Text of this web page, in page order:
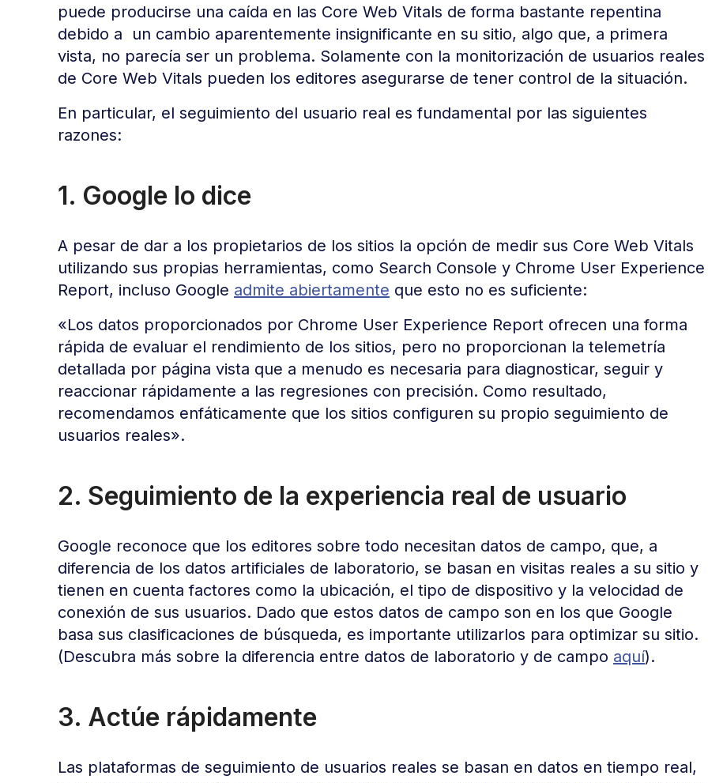
puede producirse una caída en las Core Web Vitals de forma bastante repentina
debido a un cambio aparentemente insignificante en su sitio, algo que, a primera
vista, no parecía ser un problema. Solamente con la monitorización de usuarios reales
de Core Web Vitals pueden los editores asegurarse de tener control de la situación.
En particular, el seguimiento del usuario real es fundamental por las siguientes
razones:
1. Google lo dice
A pesar de dar a los propietarios de los sitios la opción de medir sus Core Web Vitals
utilizando sus propias herramientas, como Search Console y Chrome User Experience
Report, incluso Google admite abiertamente que esto no es suficiente:
«Los datos proporcionados por Chrome User Experience Report ofrecen una forma
rápida de evaluar el rendimiento de los sitios, pero no proporcionan la telemetría
detallada por página vista que a menudo es necesaria para diagnosticar, seguir y
reaccionar rápidamente a las regresiones con precisión. Como resultado,
recomendamos enfáticamente que los sitios configuren su propio seguimiento de
usuarios reales».
2. Seguimiento de la experiencia real de usuario
Google reconoce que los editores sobre todo necesitan datos de campo, que, a
diferencia de los datos artificiales de laboratorio, se basan en visitas reales a su sitio y
tienen en cuenta factores como la ubicación, el tipo de dispositivo y la velocidad de
conexión de sus usuarios. Dado que estos datos de campo son en los que Google
basa sus clasificaciones de búsqueda, es importante utilizarlos para optimizar su sitio.
(Descubra más sobre la diferencia entre datos de laboratorio y de campo aquí).
3. Actúe rápidamente
Las plataformas de seguimiento de usuarios reales se basan en datos en tiempo real,